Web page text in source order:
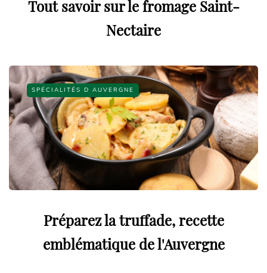
Tout savoir sur le fromage Saint-
Nectaire
SPÉCIALITÉS D AUVERGNE
Préparez la truffade, recette
emblématique de l'Auvergne